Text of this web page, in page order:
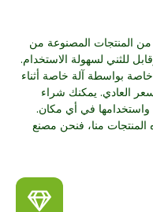
المنتجات المصنوعة من
للثني لسهولة الاستخدام.
بواسطة آلة خاصة أثناء
العادي. يمكنك شراء
في أي مكان.
منا، فنحن مصنع